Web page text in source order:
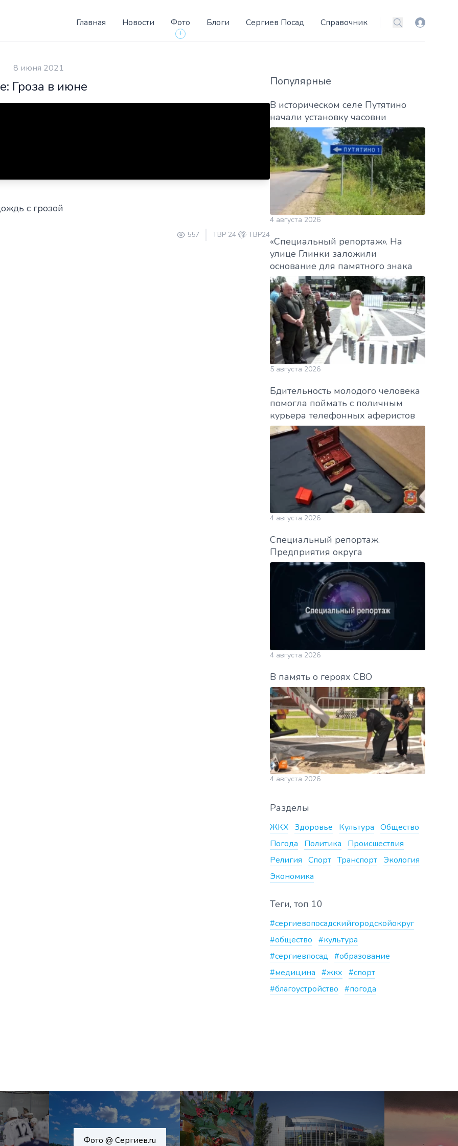
Главная Новости
Фото
+
Блоги Сергиев Посад Справочник Поиск Вход
8 июня 2021
Гроза в июне
с грозой
557 ТВР 24 ТВР24
Популярные
В историческом селе Путятино
начали установку часовни
4 августа 2026
«Специальный репортаж». На
улице Глинки заложили
основание для памятного знака
5 августа 2026
Бдительность молодого человека
помогла поймать с поличным
курьера телефонных аферистов
4 августа 2026
Специальный репортаж.
Предприятия округа
4 августа 2026
В память о героях СВО
4 августа 2026
Разделы
ЖКХ Здоровье Культура Общество
Погода
Политика
Происшествия
Религия Спорт Транспорт Экология
Экономика
Теги, топ 10
#сергиевопосадскийгородскойокруг
#общество #культура
#сергиевпосад #образование
#медицина #жкх #спорт
#благоустройство #погода
Фото @ Сергиев.ru